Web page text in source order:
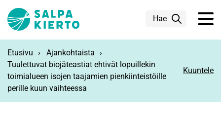
Hae
Etusivu
Ajankohtaista
Tuulettuvat biojäteastiat ehtivät lopuillekin
toimialueen isojen taajamien pienkiinteistöille
perille kuun vaihteessa
Kuuntele